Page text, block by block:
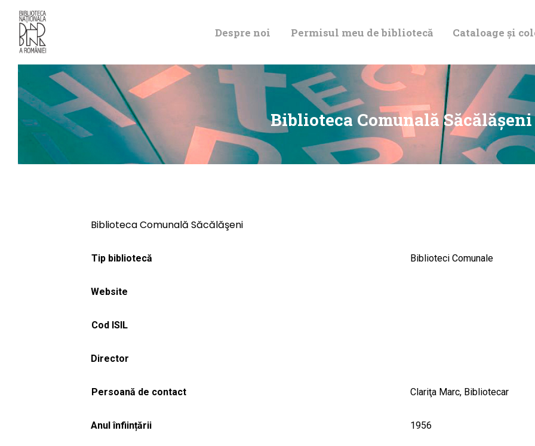
Despre noi Permisul meu de bibliotecă Cataloage și
Biblioteca Comunală Săcălăşeni
DE BIBLIOTECĂ
CATALOAGE ȘI
COLECȚII
Biblioteca Comunală Săcălăşeni
Tip bibliotecă Biblioteci Comunale
Website
Cod ISIL
Director
Persoană de contact Clariţa Marc, Bibliotecar
Anul înființării 1956